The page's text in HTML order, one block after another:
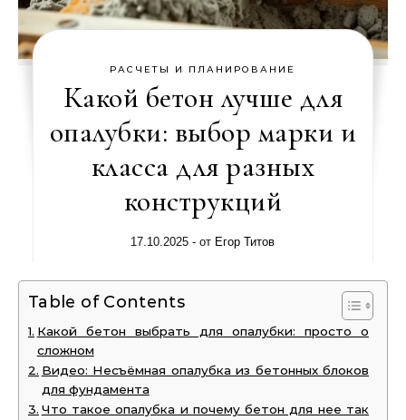
РАСЧЕТЫ И ПЛАНИРОВАНИЕ
Какой бетон лучше для
опалубки: выбор марки и
класса для разных
конструкций
17.10.2025 - от Егор Титов
Table of Contents
Какой бетон выбрать для опалубки: просто о
сложном
Видео: Несъёмная опалубка из бетонных блоков
для фундамента
Что такое опалубка и почему бетон для нее так